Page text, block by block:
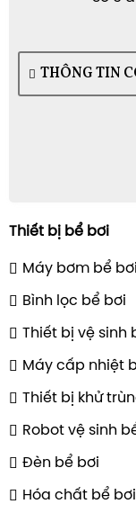
THÔNG TIN
Thiết bị bể bơi
Máy bơm bể bơi
Bình lọc bể bơi
Thiết bị vệ sinh
Máy cấp nhiệt
Thiết bị khử
Robot vệ sinh
Đèn bể bơi
Hóa chất bể bơi